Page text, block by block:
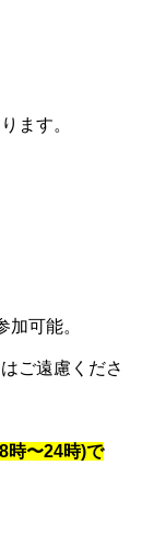
ます。
可能。
ご遠慮くださ
時〜24時)で